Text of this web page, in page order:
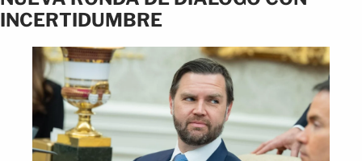
INCERTIDUMBRE